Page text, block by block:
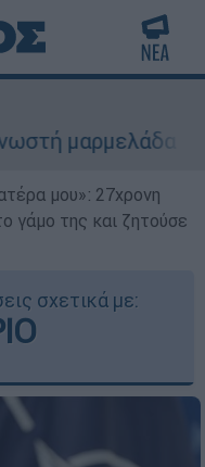
θραύσης
μου»: 27χρονη
γάμο της και ζητούσε
σχετικά με: